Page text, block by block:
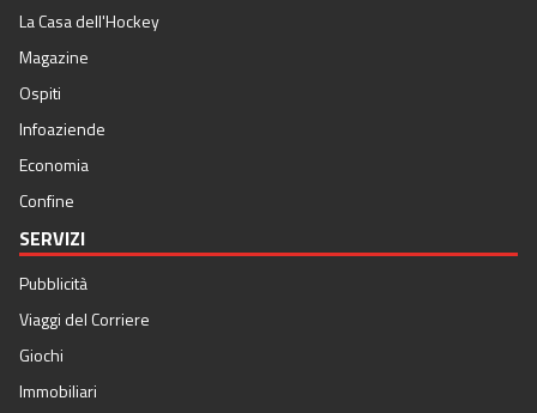
La Casa dell'Hockey
Magazine
Ospiti
Infoaziende
Economia
Confine
SERVIZI
Pubblicità
Viaggi del Corriere
Giochi
Immobiliari